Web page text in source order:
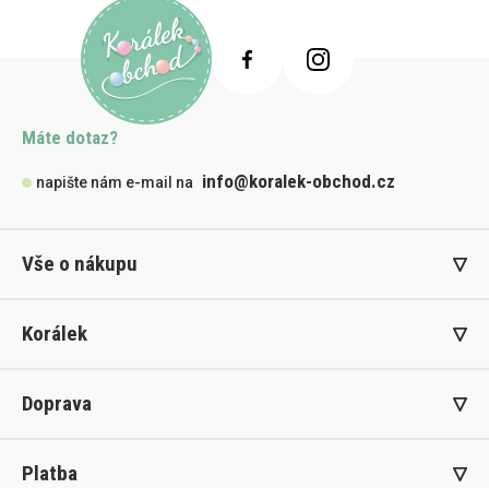
Máte dotaz?
napište nám e-mail na info@koralek-obchod.cz
Vše o nákupu
Korálek
Doprava
Platba